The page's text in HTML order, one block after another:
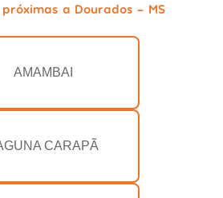
a Dourados - MS
AMAMBAI
CARAPÃ